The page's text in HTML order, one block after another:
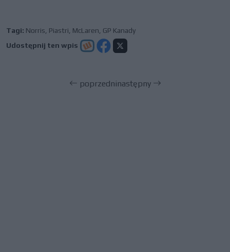
Tagi: Norris Piastri McLaren GP Kanady
Udostępnij ten wpis
poprzedninastępny